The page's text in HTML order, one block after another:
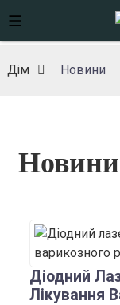
Дім Новини
Новини
Діодний
Лікування